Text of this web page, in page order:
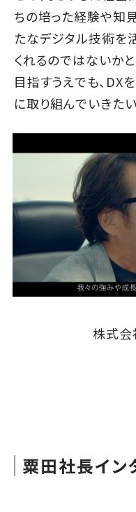
ちの培った経験や知
たなデジタル技術を
くれるのではないか
目指すうえでも、DX
に取り組んでいきた
株式会
粟田社長イン